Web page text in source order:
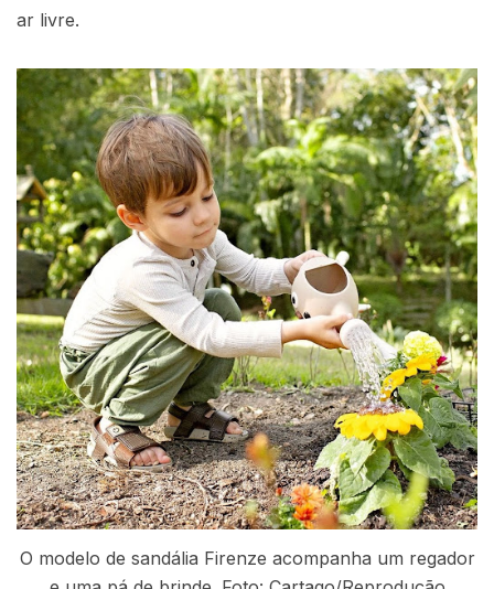
ar livre.
O modelo de sandália Firenze acompanha um regador